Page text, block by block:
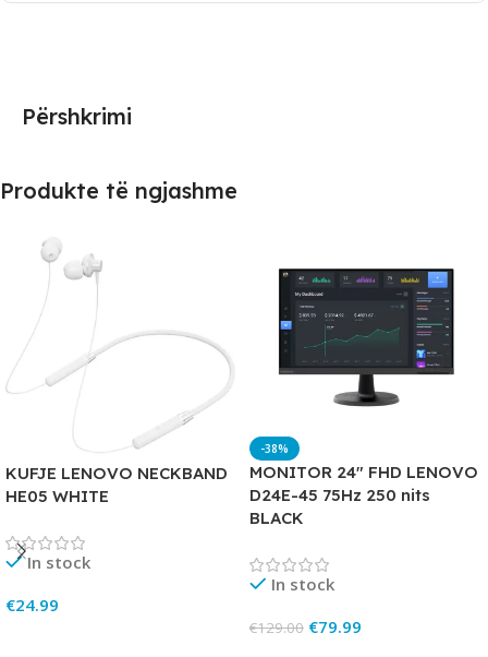
Përshkrimi
Produkte të ngjashme
KUFJE LENOVO NECKBAND
HE05 WHITE
In stock
€24.99
-38%
MONITOR 24″ FHD LENOVO
D24E-45 75Hz 250 nits
BLACK
In stock
€129.00 €79.99